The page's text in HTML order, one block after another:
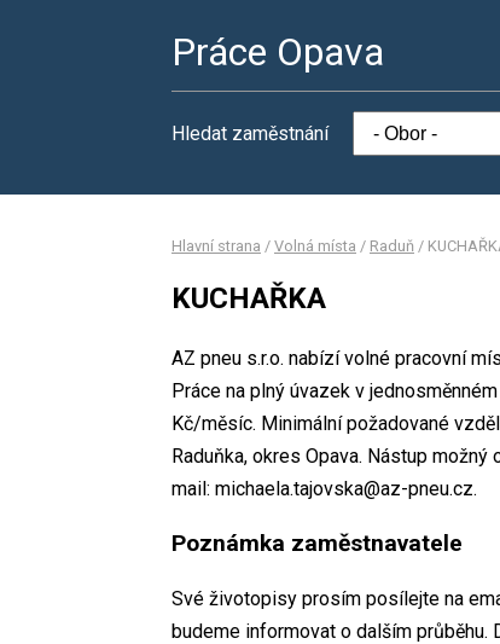
Práce Opava
Hledat zaměstnání
Hlavní strana / Volná místa / Raduň /
KUCHAŘKA
AZ pneu s.r.o. nabízí volné pracovní
Práce na plný úvazek v
Kč/měsíc. Minimální požadované
Raduňka, okres Opava. Nástup
mail: michaela.tajovska@az-pneu.cz.
Poznámka zaměstnavatele
Své životopisy prosím posílejte na
budeme informovat o dalším průběhu.